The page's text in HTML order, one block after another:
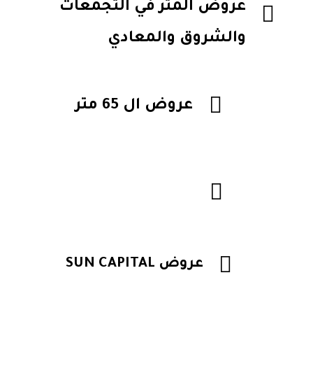
عروض المتر في التجمعات
والشروق والمعادي
عروض ال 65 متر
عروض SUN CAPITAL